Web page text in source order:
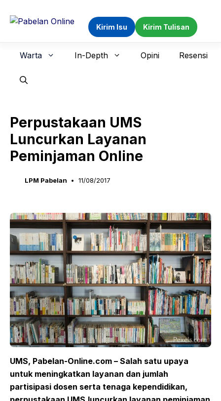
Kirim Isu Kirim Tulisan
Warta In-Depth Opini Resensi
Perpustakaan UMS
Luncurkan Layanan
Peminjaman Online
LPM Pabelan 11/08/2017
UMS, Pabelan-Online.com – Salah satu upaya
untuk meningkatkan layanan dan jumlah
partisipasi dosen serta tenaga kependidikan,